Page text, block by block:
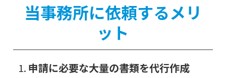
当事務所に依頼するメリ
ット
申請に必要な大量の書類を代行作成